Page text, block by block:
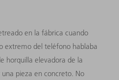
en la fábrica cuando
extremo del teléfono hablaba
horquilla elevadora de la
pieza en concreto. No